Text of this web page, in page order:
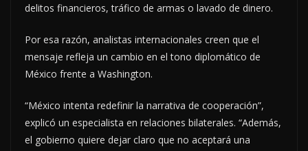
delitos financieros, tráfico de armas o lavado de dinero.
Por esa razón, analistas internacionales creen que el
mensaje refleja un cambio en el tono diplomático de
México frente a Washington.
“México intenta redefinir la narrativa de cooperación”,
explicó un especialista en relaciones bilaterales. “Además,
el gobierno quiere dejar claro que no aceptará una